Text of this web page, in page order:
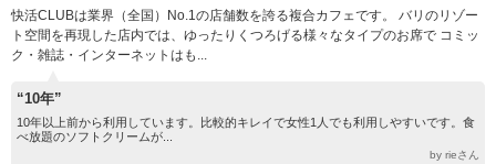
快活CLUBは業界（全国）No.1の店舗数を誇る複合カフェです。 バリのリゾー
ト空間を再現した店内では、ゆったりくつろげる様々なタイプのお席で コミッ
ク・雑誌・インターネットはも...
“10年”
10年以上前から利用しています。比較的キレイで女性1人でも利用しやすいです。食
べ放題のソフトクリームが...
by rieさん